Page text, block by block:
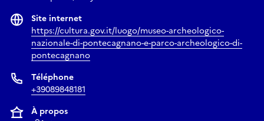
Site internet
https://cultura.gov.it/luogo/museo-archeologico-
nazionale-di-pontecagnano-e-parco-archeologico-di-
pontecagnano
Téléphone
+39089848181
À propos